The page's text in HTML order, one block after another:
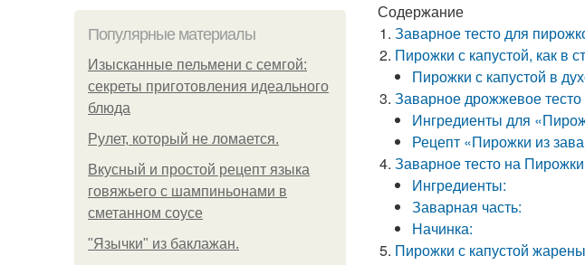
Популярные материалы
Изысканные пельмени с семгой:
секреты приготовления идеального
блюда
Рулет, который не ломается.
Вкусный и простой рецепт языка
говяжьего с шампиньонами в
сметанном соусе
"Язычки" из баклажан.
Содержание
Заварное тесто для
Пирожки с капустой, как в
Пирожки с капустой в
Заварное дрожжевое тесто
Ингредиенты для
Рецепт «Пирожки из
Заварное тесто на
Ингредиенты:
Заварная часть:
Начинка:
Пирожки с капустой